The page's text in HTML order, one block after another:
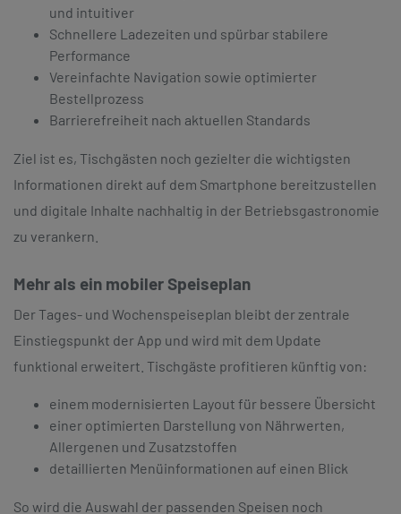
und intuitiver
Schnellere Ladezeiten und spürbar stabilere
Performance
Vereinfachte Navigation sowie optimierter
Bestellprozess
Barrierefreiheit nach aktuellen Standards
Ziel ist es, Tischgästen noch gezielter die wichtigsten
Informationen direkt auf dem Smartphone bereitzustellen
und digitale Inhalte nachhaltig in der Betriebsgastronomie
zu verankern.
Mehr als ein mobiler Speiseplan
Der Tages- und Wochenspeiseplan bleibt der zentrale
Einstiegspunkt der App und wird mit dem Update
funktional erweitert. Tischgäste profitieren künftig von:
einem modernisierten Layout für bessere Übersicht
einer optimierten Darstellung von Nährwerten,
Allergenen und Zusatzstoffen
detaillierten Menüinformationen auf einen Blick
So wird die Auswahl der passenden Speisen noch